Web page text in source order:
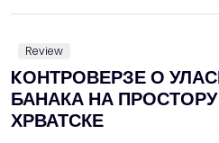
Review
KОНТРОВЕРЗЕ О
БАНАКА НА
ХРВАТСКЕ